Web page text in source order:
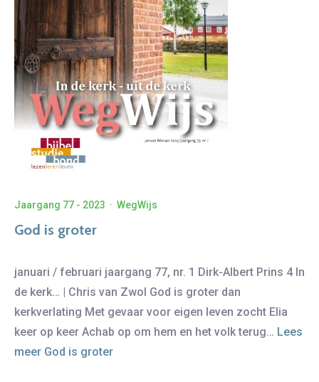
Jaargang 77 - 2023 · WegWijs
God is groter
januari / februari jaargang 77, nr. 1 Dirk-Albert Prins 4 In
de kerk… | Chris van Zwol God is groter dan
kerkverlating Met gevaar voor eigen leven zocht Elia
keer op keer Achab op om hem en het volk terug… Lees
meer God is groter